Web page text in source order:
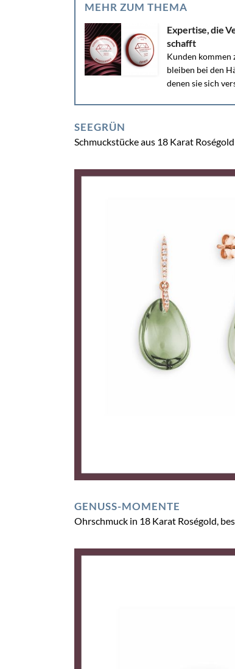
MEHR ZUM THEMA
Expertise, die
schafft
Kunden kommen
bleiben bei den
denen sie sich
SEEGRÜN
Schmuckstücke aus 18 Karat
GENUSS-MOMENTE
Ohrschmuck in 18 Karat Roségold,